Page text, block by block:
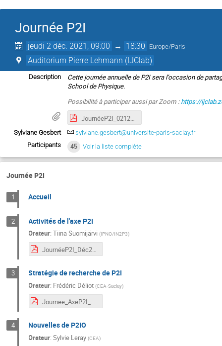
Journée P2I
jeudi 2 déc. 2021, 09:00 → 18:30 Europe/Paris
Auditorium Pierre Lehmann (IJClab)
Description
Cette journée annuelle de P2I sera l’occasion de
School de Physique.
Possibilité à participer aussi par Zoom :https://
JournéeP2I_021221_Programme.pdf
Sylviane Gesbert
sylviane.gesbert@universite-paris-saclay.fr
Participants
45 Voir la liste complète
Journée P2I
1 Accueil
2 Activités de l'axe P2I
Orateur:Tiina Suomijärvi (IPNO/IN2P3)
JournéeP2I_Déc21_P2IActivités_Suomijarvi.pdf
3 Stratégie de recherche de P2I
Orateur: Frédéric Déliot (CEA-Saclay)
Journee_AxeP2I_Strategie.pdf
4 Nouvelles de P2IO
Orateur:Sylvie Leray (CEA)